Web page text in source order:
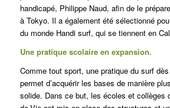
handicapé, Philippe Naud, afin de le
à Tokyo. Il a également été sélectionné
du monde Handi surf, qui se tiennent en
Une pratique scolaire en expansion.
Comme tout sport, une pratique du surf
permet d’acquérir les bases de manière
solide. Dans ce but, les écoles et collèges